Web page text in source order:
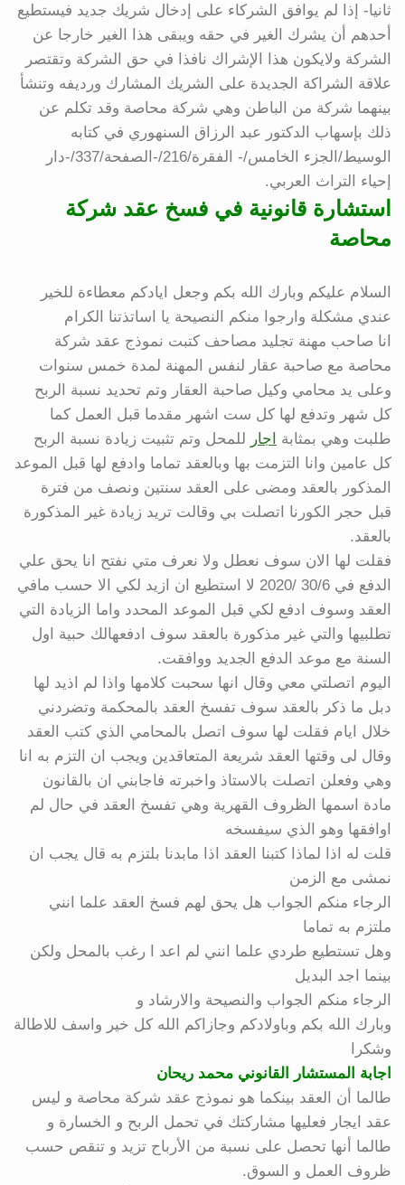
ثانيا- إذا لم يوافق الشركاء على إدخال شريك جديد فيستطيع
أحدهم أن يشرك الغير في حقه ويبقى هذا الغير خارجا عن
الشركة ولايكون هذا الإشراك نافذا في حق الشركة وتقتصر
علاقة الشراكة الجديدة على الشريك المشارك ورديفه وتنشأ
بينهما شركة من الباطن وهي شركة محاصة وقد تكلم عن
ذلك بإسهاب الدكتور عبد الرزاق السنهوري في كتابه
الوسيط/الجزء الخامس/- الفقرة/216/-الصفحة/337/-دار
إحياء التراث العربي.
استشارة قانونية في فسخ عقد شركة
محاصة
السلام عليكم وبارك الله بكم وجعل ايادكم معطاءة للخير
عندي مشكلة وارجوا منكم النصيحة يا اساتذتنا الكرام
انا صاحب مهنة تجليد مصاحف كتبت نموذج عقد شركة
محاصة مع صاحبة عقار لنفس المهنة لمدة خمس سنوات
وعلى يد محامي وكيل صاحبة العقار وتم تحديد نسبة الربح
كل شهر وتدفع لها كل ست اشهر مقدما قبل العمل كما
طلبت وهي بمثابة
اجار للمحل وتم تثبيت زيادة نسبة الربح
كل عامين وانا التزمت بها وبالعقد تماما وادفع لها قبل الموعد
المذكور بالعقد ومضى على العقد سنتين ونصف من فترة
قبل حجر الكورنا اتصلت بي وقالت تريد زيادة غير المذكورة
بالعقد.
فقلت لها الان سوف نعطل ولا نعرف متي نفتح انا يحق علي
الدفع في 30/6 /2020 لا استطيع ان ازيد لكي الا حسب مافي
العقد وسوف ادفع لكي قبل الموعد المحدد واما الزيادة التي
تطلبيها والتي غير مذكورة بالعقد سوف ادفعهالك حبية اول
السنة مع موعد الدفع الجديد ووافقت.
اليوم اتصلتي معي وقال انها سحبت كلامها واذا لم اذيد لها
دبل ما ذكر بالعقد سوف تفسخ العقد بالمحكمة وتضردني
خلال ايام فقلت لها سوف اتصل بالمحامي الذي كتب العقد
وقال لى وقتها العقد شريعة المتعاقدين ويجب ان التزم به انا
وهي وفعلن اتصلت بالاستاذ واخبرته فاجابني ان بالقانون
مادة اسمها الظروف القهرية وهي تفسخ العقد في حال لم
اوافقها وهو الذي سيفسخه
قلت له اذا لماذا كتبنا العقد اذا مابدنا بلتزم به قال يجب ان
نمشى مع الزمن
الرجاء منكم الجواب هل يحق لهم فسخ العقد علما انني
ملتزم به تماما
وهل تستطيع طردي علما انني لم اعد ا رغب بالمحل ولكن
بينما اجد البديل
الرجاء منكم الجواب والنصيحة والارشاد و
وبارك الله بكم وباولادكم وجازاكم الله كل خير واسف للاطالة
وشكرا
اجابة المستشار القانوني محمد ريحان
طالما أن العقد بينكما هو نموذج عقد شركة محاصة و ليس
عقد ايجار فعليها مشاركتك في تحمل الربح و الخسارة و
طالما أنها تحصل على نسبة من الأرباح تزيد و تنقص حسب
ظروف العمل و السوق.